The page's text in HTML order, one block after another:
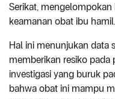
Serikat,
keamanan obat ibu hamil.
Hal ini menunjukan data
memberikan resiko pada
investigasi yang buruk
bahwa obat ini mampu